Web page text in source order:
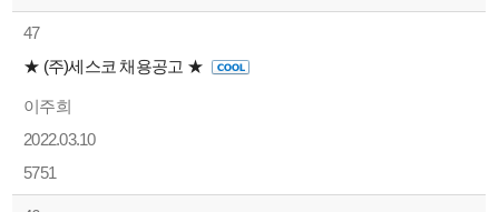
47
★ (주)세스코 채용공고 ★
이주희
2022.03.10
5751